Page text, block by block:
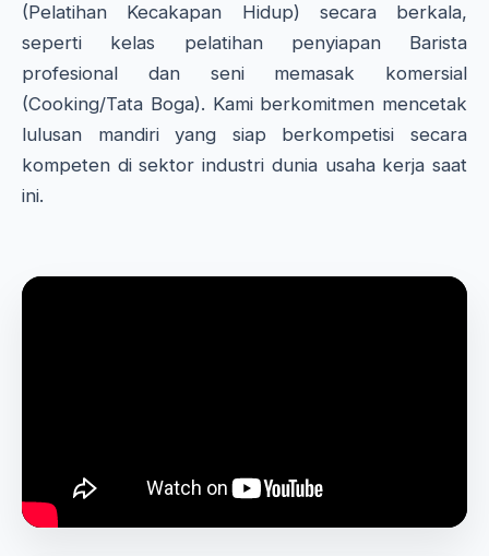
(Pelatihan Kecakapan Hidup) secara berkala,
seperti kelas pelatihan penyiapan Barista
profesional dan seni memasak komersial
(Cooking/Tata Boga). Kami berkomitmen mencetak
lulusan mandiri yang siap berkompetisi secara
kompeten di sektor industri dunia usaha kerja saat
ini.